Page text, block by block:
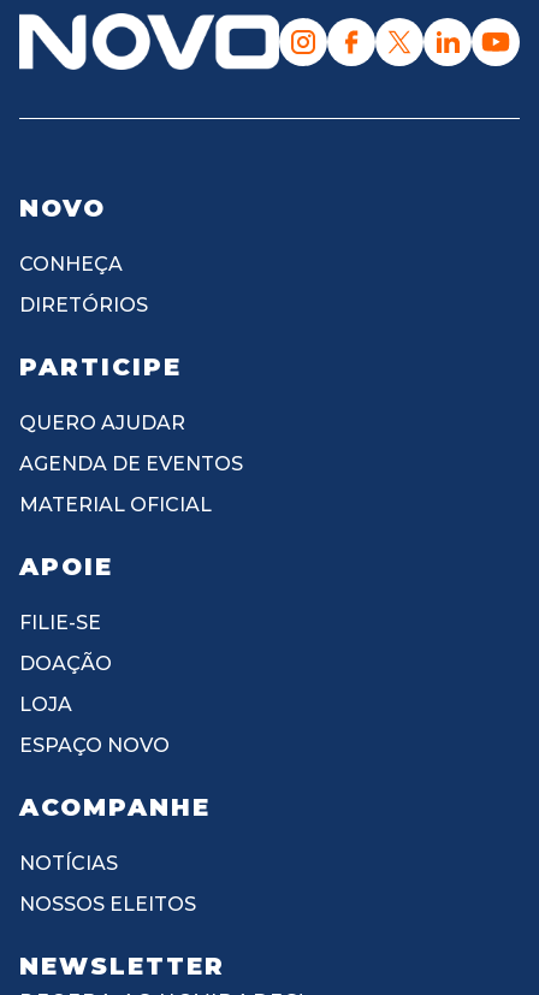
NOVO
CONHEÇA
DIRETÓRIOS
PARTICIPE
QUERO AJUDAR
AGENDA DE EVENTOS
MATERIAL OFICIAL
APOIE
FILIE-SE
DOAÇÃO
LOJA
ESPAÇO NOVO
ACOMPANHE
NOTÍCIAS
NOSSOS ELEITOS
NEWSLETTER